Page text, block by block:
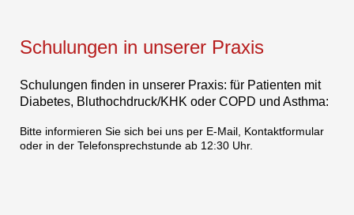
Schulungen in unserer Praxis
Schulungen finden in unserer Praxis: für Patienten mit
Diabetes, Bluthochdruck/KHK oder COPD und Asthma:
Bitte informieren Sie sich bei uns per E-Mail, Kontaktformular
oder in der Telefonsprechstunde ab 12:30 Uhr.